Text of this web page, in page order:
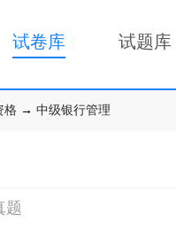
试卷库 试题库
格 → 中级银行管理
题